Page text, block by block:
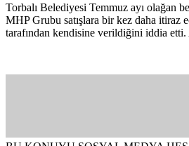
Torbalı Belediyesi Temmuz ayı olağan
MHP Grubu satışlara bir kez daha itiraz
tarafından kendisine verildiğini iddia